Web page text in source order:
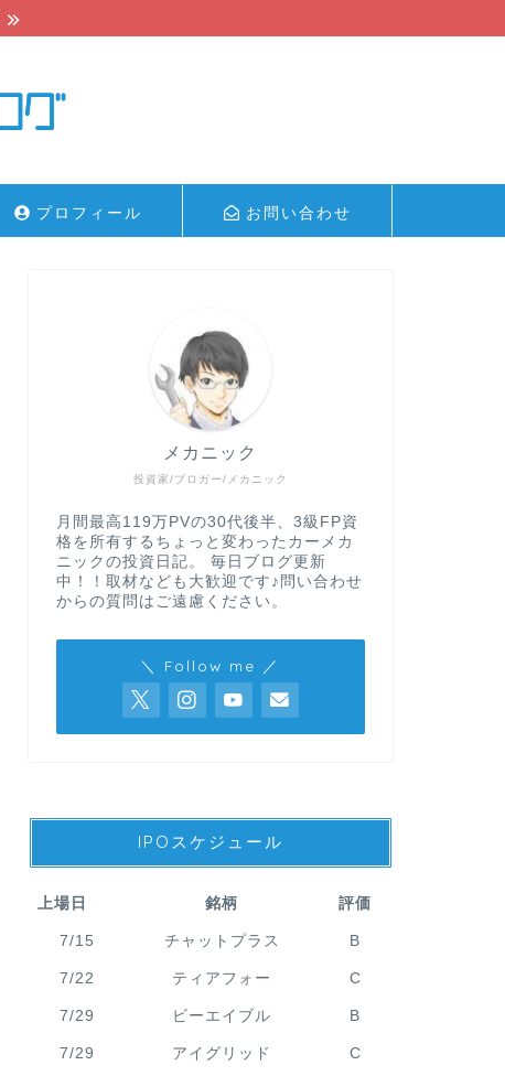
プロフィール お問い合わせ
投資家/ブロガー/メカニック
メカニック
月間最高119万PVの30代後半、3級FP資
格を所有するちょっと変わったカーメカ
ニックの投資日記。 毎日ブログ更新
中！！取材なども大歓迎です♪問い合わせ
からの質問はご遠慮ください。
＼ Follow me ／
IPOスケジュール
上場日 銘柄 評価
7/15 チャットプラス B
7/22 ティアフォー C
7/29 ビーエイブル B
7/29 アイグリッド C